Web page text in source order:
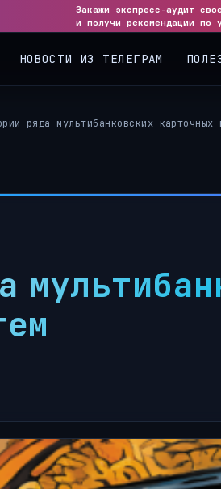
Закажи экспресс-аудит
и получи рекомендации по
ряда мультибанковских карточных